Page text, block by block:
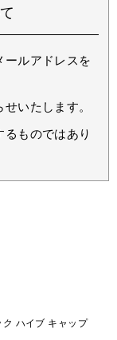
ールアドレスを
いたします。
ものではあり
ハイブ キャップ